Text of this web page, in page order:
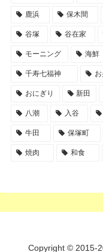
鹿浜 保木間
谷塚 谷在家
モーニング 海鮮
千寿七福神
おにぎり 新田
八潮 入谷
牛田 保塚町
焼肉 和食
Copyright © 2015-